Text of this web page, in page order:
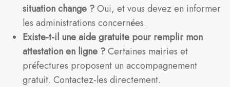
situation change ?Oui, et vous devez en informer
les administrations concernées.
Existe-t-il une aide gratuite pour remplir mon
attestation en ligne ?Certaines mairies et
préfectures proposent un accompagnement
gratuit. Contactez-les directement.